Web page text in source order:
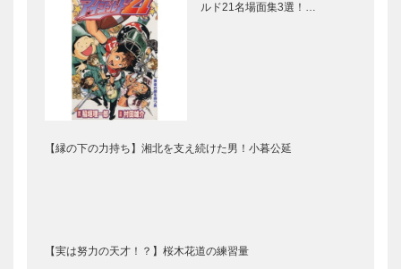
ルド21名場面集3選！…
【縁の下の力持ち】湘北を支え続けた男！小暮公延
【実は努力の天才！？】桜木花道の練習量